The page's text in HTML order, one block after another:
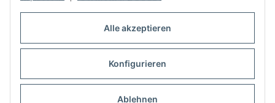
Alle akzeptieren
Konfigurieren
Ablehnen
Vertrag widerrufen
* Alle Preise inkl. gesetzlicher USt., zzgl.Versand